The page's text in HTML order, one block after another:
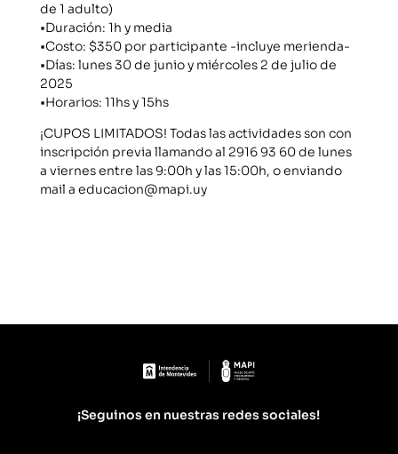
de 1 adulto)
•Duración: 1h y media
•Costo: $350 por participante -incluye merienda-
•Días: lunes 30 de junio y miércoles 2 de julio de
2025
•Horarios: 11hs y 15hs
¡CUPOS LIMITADOS! Todas las actividades son con
inscripción previa llamando al 2916 93 60 de lunes
a viernes entre las 9:00h y las 15:00h, o enviando
mail a educacion@mapi.uy
¡Seguinos en nuestras redes sociales!